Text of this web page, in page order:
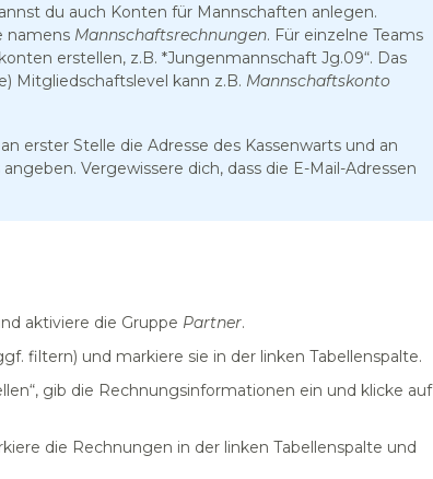
du auch Konten für Mannschaften anlegen.
namens Mannschaftsrechnungen. Für einzelne Teams
erstellen, z.B. *Jungenmannschaft Jg.09“. Das
Mitgliedschaftslevel kann z.B. Mannschaftskonto
erster Stelle die Adresse des Kassenwarts und an
Vergewissere dich, dass die E-Mail-Adressen
aktiviere die Gruppe Partner.
filtern) und markiere sie in der linken Tabellenspalte.
gib die Rechnungsinformationen ein und klicke auf
die Rechnungen in der linken Tabellenspalte und